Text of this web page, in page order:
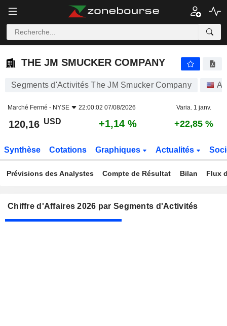
THE JM SMUCKER COMPANY
Segments d'Activités The JM Smucker Company
Marché Fermé - NYSE 22:00:02 07/08/2026 Varia. 1 janv.
120,16 USD +1,14 % +22,85 %
Synthèse Cotations Graphiques Actualités
Prévisions des Analystes Compte de Résultat Bilan Flux
Chiffre d'Affaires 2026 par Segments d'Activités